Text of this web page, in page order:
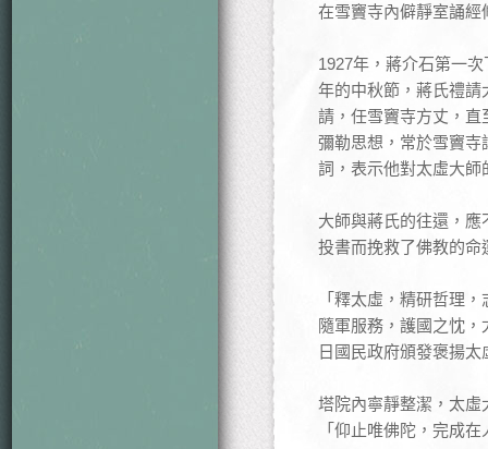
在雪竇寺內僻靜室誦經
1927年，蔣介石第一
年的中秋節，蔣氏禮請
請，任雪竇寺方丈，直
彌勒思想，常於雪竇寺
詞，表示他對太虛大師
大師與蔣氏的往還，
投書而挽救了佛教的
「釋太虛，精研哲理
隨軍服務，護國之忱
日國民政府頒發褒揚太
塔院內寧靜整潔，太
「仰止唯佛陀，完成